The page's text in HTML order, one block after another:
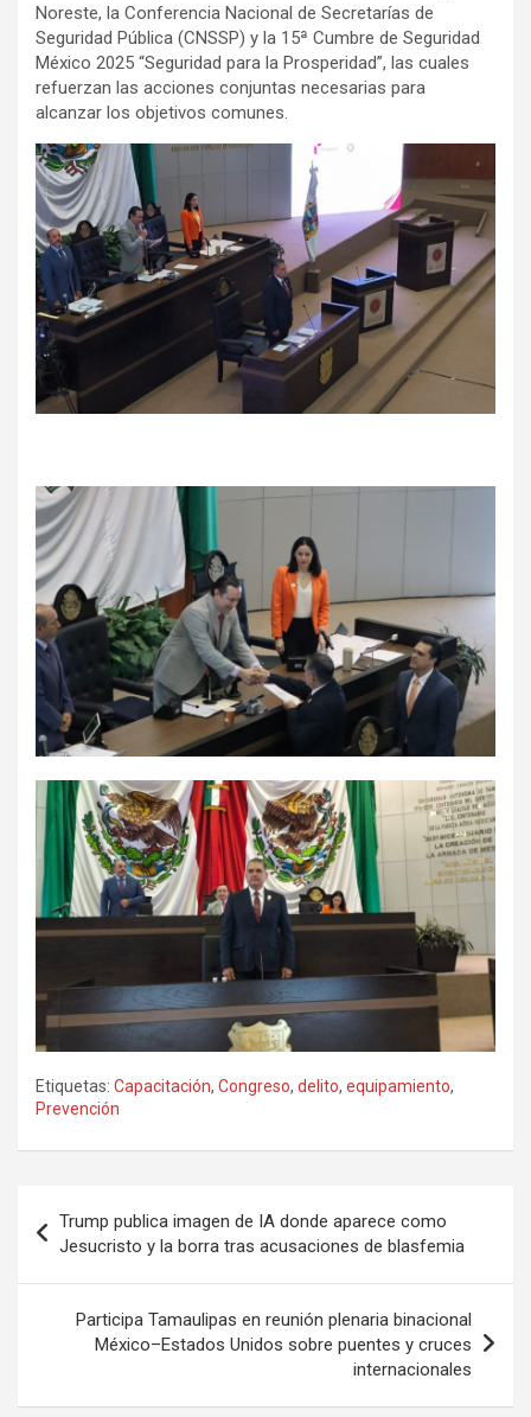
Noreste, la Conferencia Nacional de Secretarías de
Seguridad Pública (CNSSP) y la 15ª Cumbre de Seguridad
México 2025 “Seguridad para la Prosperidad”, las cuales
refuerzan las acciones conjuntas necesarias para
alcanzar los objetivos comunes.
Etiquetas: Capacitación, Congreso, delito, equipamiento,
Prevención
de
entradas
Trump publica imagen de IA donde aparece como
Jesucristo y la borra tras acusaciones de blasfemia
Participa Tamaulipas en reunión plenaria binacional
México–Estados Unidos sobre puentes y cruces
internacionales